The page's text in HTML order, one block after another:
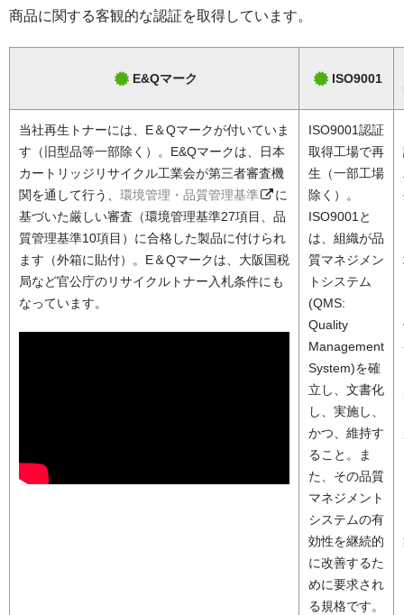
商品に関する客観的な認証を取得しています。
E&Qマーク ISO9001
当社再生トナーには、E＆Qマークが付いていま
す（旧型品等一部除く）。E&Qマークは、日本
カートリッジリサイクル工業会が第三者審査機
関を通して行う、 環境管理・品質管理基準
に
基づいた厳しい審査（環境管理基準27項目、品
質管理基準10項目）に合格した製品に付けられ
ます（外箱に貼付）。E＆Qマークは、大阪国税
局など官公庁のリサイクルトナー入札条件にも
なっています。
ISO9001認証
取得工場で再
生（一部工場
除く）。
ISO9001と
は、組織が品
質マネジメン
トシステム
(QMS:
Quality
Management
System)を確
立し、文書化
し、実施し、
かつ、維持す
ること。ま
た、その品質
マネジメント
システムの有
効性を継続的
に改善するた
めに要求され
る規格です。